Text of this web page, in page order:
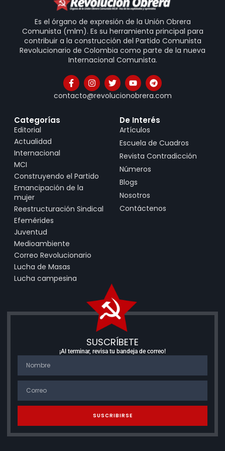
Es el órgano de expresión de la Unión Obrera
Comunista (mlm). Es su herramienta principal para
contribuir a la construcción del Partido Comunista
Revolucionario de Colombia como parte de la nueva
Internacional Comunista.
contacto@revolucionobrera.com
Categorías
Editorial
Actualidad
Internacional
MCI
Construyendo el Partido
Emancipación de la
mujer
Reestructuración Sindical
Efemérides
Juventud
Medioambiente
Correo Revolucionario
Lucha de Masas
Lucha campesina
De Interés
Artículos
Escuela de Cuadros
Revista Contradicción
Números
Blogs
Nosotros
Contáctenos
SUSCRÍBETE
¡Al terminar, revisa tu bandeja de correo!
SUSCRIBIRSE